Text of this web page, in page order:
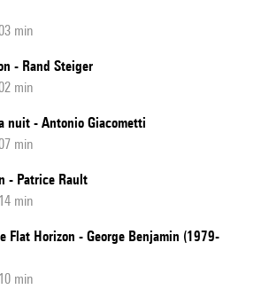
min
- Rand Steiger
min
nuit - Antonio Giacometti
min
- Patrice Rault
min
Flat Horizon - George Benjamin (1979-
min